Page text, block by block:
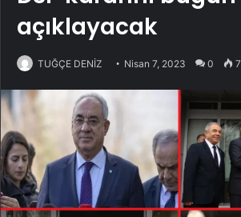
açıklayacak
TUĞÇE DENİZ Nisan 7, 2023 0 7